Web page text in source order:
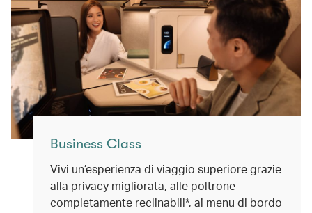
Business Class
Vivi un’esperienza di viaggio superiore grazie
alla privacy migliorata, alle poltrone
completamente reclinabili*, ai menu di bordo